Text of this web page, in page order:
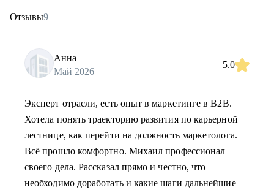
Отзывы9
Анна
Май 2026
5.0
Эксперт отрасли, есть опыт в маркетинге в B2B.
Хотела понять траекторию развития по карьерной
лестнице, как перейти на должность маркетолога.
Всё прошло комфортно. Михаил профессионал
своего дела. Рассказал прямо и честно, что
необходимо доработать и какие шаги дальнейшие